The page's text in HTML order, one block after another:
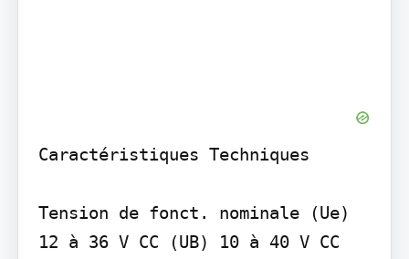
Caractéristiques Techniques
Tension de fonct. nominale (Ue)
12 à 36 V CC (UB) 10 à 40 V CC